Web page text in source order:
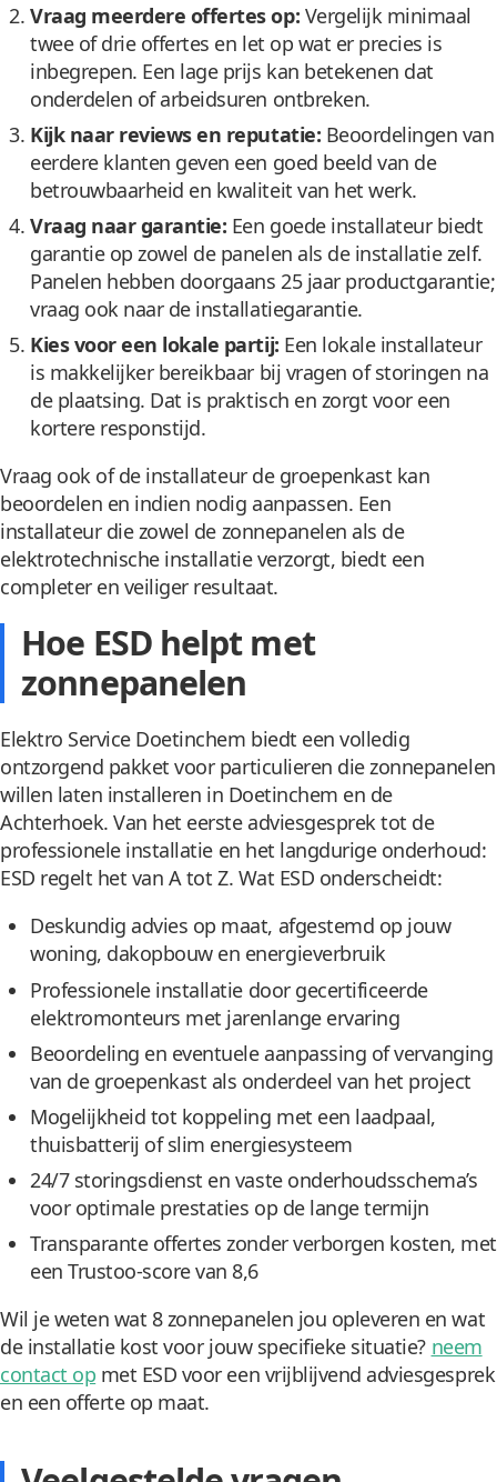
Vraag meerdere offertes op: Vergelijk minimaal
twee of drie offertes en let op wat er precies is
inbegrepen. Een lage prijs kan betekenen dat
onderdelen of arbeidsuren ontbreken.
Kijk naar reviews en reputatie: Beoordelingen van
eerdere klanten geven een goed beeld van de
betrouwbaarheid en kwaliteit van het werk.
Vraag naar garantie: Een goede installateur biedt
garantie op zowel de panelen als de installatie zelf.
Panelen hebben doorgaans 25 jaar productgarantie;
vraag ook naar de installatiegarantie.
Kies voor een lokale partij: Een lokale installateur
is makkelijker bereikbaar bij vragen of storingen na
de plaatsing. Dat is praktisch en zorgt voor een
kortere responstijd.
Vraag ook of de installateur de groepenkast kan
beoordelen en indien nodig aanpassen. Een
installateur die zowel de zonnepanelen als de
elektrotechnische installatie verzorgt, biedt een
completer en veiliger resultaat.
Hoe ESD helpt met
zonnepanelen
Elektro Service Doetinchem biedt een volledig
ontzorgend pakket voor particulieren die zonnepanelen
willen laten installeren in Doetinchem en de
Achterhoek. Van het eerste adviesgesprek tot de
professionele installatie en het langdurige onderhoud:
ESD regelt het van A tot Z. Wat ESD onderscheidt:
Deskundig advies op maat, afgestemd op jouw
woning, dakopbouw en energieverbruik
Professionele installatie door gecertificeerde
elektromonteurs met jarenlange ervaring
Beoordeling en eventuele aanpassing of vervanging
van de groepenkast als onderdeel van het project
Mogelijkheid tot koppeling met een laadpaal,
thuisbatterij of slim energiesysteem
24/7 storingsdienst en vaste onderhoudsschema’s
voor optimale prestaties op de lange termijn
Transparante offertes zonder verborgen kosten, met
een Trustoo-score van 8,6
Wil je weten wat 8 zonnepanelen jou opleveren en wat
de installatie kost voor jouw specifieke situatie? neem
contact op met ESD voor een vrijblijvend adviesgesprek
en een offerte op maat.